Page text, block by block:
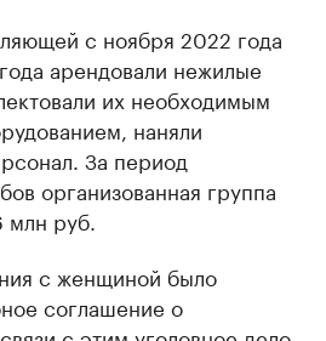
с ноября 2022 года
арендовали нежилые
их необходимым
наняли
За период
организованная группа
млн руб.
с женщиной было
соглашение о